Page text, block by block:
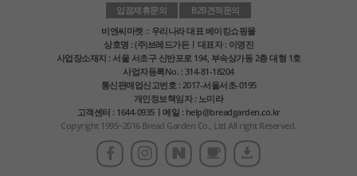
입점제휴문의
B2B견적문의
비앤씨마켓 :: 우리나라 대표 베이킹쇼핑몰
상호명 : (주)브레드가든ㅣ대표자 : 이영진
사업장소재지 : 서울 서초구 신반포로 194, 부속상가동 2층 대형 1호
사업자등록No. : 314-81-18204
통신판매업신고번호 : 2017-서울서초-0195
개인정보책임자 : 노미라
고객센터 : 1644-0935ㅣ메일 : help@breadgarden.co.kr
Copyright 1995~2016 Bread Garden Co., Ltd All right Reserved.